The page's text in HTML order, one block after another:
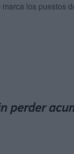
los puestos
perder